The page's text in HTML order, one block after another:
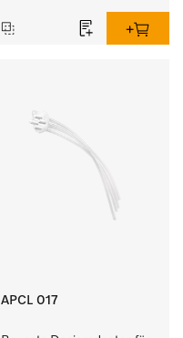
Waschmaschine und
APCL 017